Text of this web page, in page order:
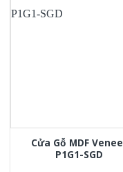
Cửa Gỗ MDF
P1G1-SGD